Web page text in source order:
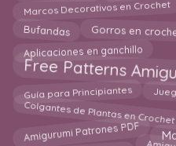
Marcos Decorativos en Crochet
Bufandas Gorros en
Aplicaciones en ganchillo
Free Patterns
Guía para Principiantes
Colgantes de Plantas en Crochet
Amigurumi Patrones PDF